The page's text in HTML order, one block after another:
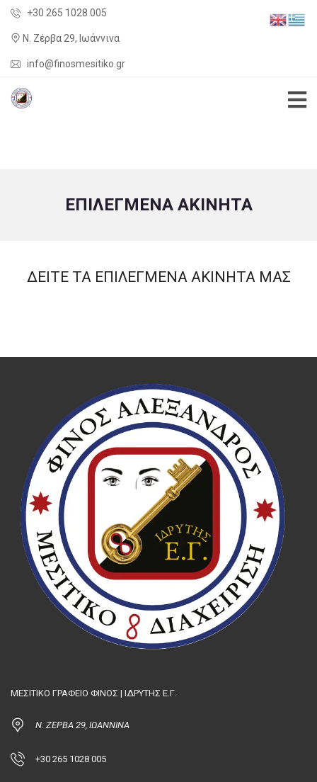
+30 265 1028 005
Ν. Ζέρβα 29, Ιωάννινα
info@finosmesitiko.gr
ΕΠΙΛΕΓΜΕΝΑ ΑΚΙΝΗΤΑ
ΔΕΙΤΕ ΤΑ ΕΠΙΛΕΓΜΕΝΑ ΑΚΙΝΗΤΑ ΜΑΣ
ΜΕΣΙΤΙΚΟ ΓΡΑΦΕΙΟ ΦΙΝΟΣ | ΙΔΡΥΤΗΣ Ε.Γ.
Ν. ΖΕΡΒΑ 29, ΙΩΑΝΝΙΝΑ
+30 265 1028 005